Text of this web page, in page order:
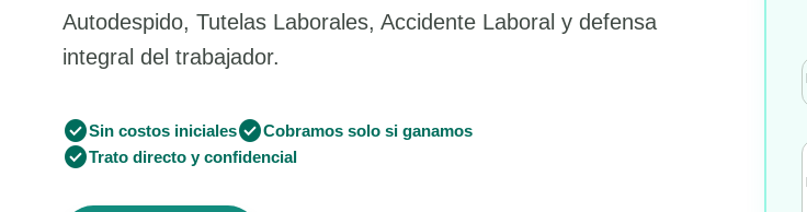
Autodespido, Tutelas Laborales, Accidente Laboral y defensa
integral del trabajador.
check_circleSin costos inicialescheck_circleCobramos solo si ganamos
check_circleTrato directo y confidencial